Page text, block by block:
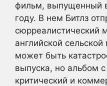
фильм, выпущенный
году. В нем Битлз
сюрреалистический
английской
может быть
выпуска, но альбом
критический и